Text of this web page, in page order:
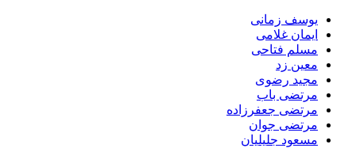
یوسف زمانی
ایمان غلامی
مسلم فتاحی
معین زد
مجید رضوی
مرتضی باب
مرتضی جعفرزاده
مرتضی جوان
مسعود جلیلیان